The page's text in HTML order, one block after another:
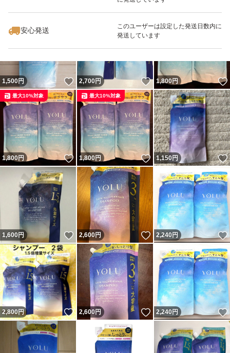
絶対に購入しないでください。
送料手数料がありますので、お値下げ交渉不可
価格相談→削除
2026年6月購入
特徴保湿・トリートメント、ダメージケア、地肌ケア、フ
ケ・頭皮のかゆみ
仕上がり するサラ
サラサラ髪
ヨル yolu 限定 期間限定 期間限定品 限定 数量限定 数量限
定品 限定品 ブランド：YOLU・ヨル YOLU ヨル つめかえ
用 詰替 つめかえ 詰替用 さらさら 髪さらさら 髪サラサラ
サラサラ髪 ダメージ ダメージケア ダメージヘア 保湿 補
修 補修ケア カラー カラーダメージ
#YOLUシャンプー
安心発送
このユーザーは設定した発送日数内に
発送しています
いいね！
2,200
1,500円 いいね！
2,700円 いいね！
1,800円
1,800円 いいね！
最大10%対象
1,800円 いいね！
最大10%対象
1,150円
1,600円 いいね！
2,600円 いいね！
2,240円
2,800円 いいね！
2,600円 いいね！
2,240円